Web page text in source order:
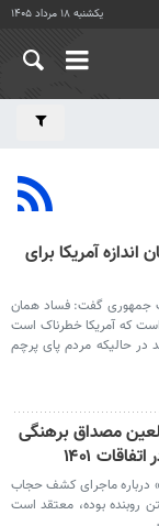
یکشنبه ۱۸ مرداد ۱۴۰۵
آمریکا برای
جمهوری گفت: فساد همان
که آمریکا خطرناک است
در حالیکه مردم پای پرچم
مصداق برهنگی
۱۴۰۱
درباره ماجرای کشف حجاب
روبنده بوده، معتقد است